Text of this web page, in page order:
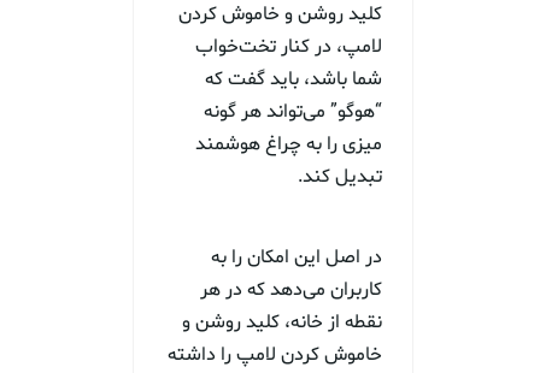
کلید روشن و خاموش کردن
لامپ، در کنار تخت‌خواب
شما باشد، باید گفت که
“هوگو” می‌تواند هر گونه
میزی را به چراغ هوشمند
تبدیل کند.
در اصل این امکان را به
کاربران می‌دهد که در هر
نقطه از خانه، کلید روشن و
خاموش کردن لامپ را داشته